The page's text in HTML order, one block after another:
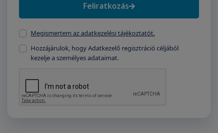
Feliratkozás
Megismertem az adatkezelési tájékoztatót.
Hozzájárulok, hogy Adatkezelő regisztráció céljából
kezelje a személyes adataimat.